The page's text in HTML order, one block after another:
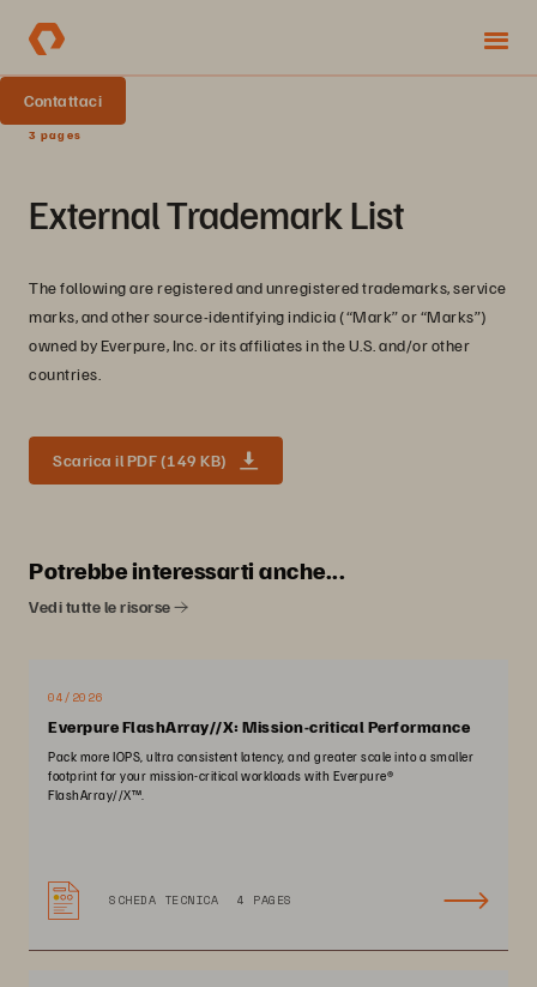
Contattaci
3 pages
External Trademark List
The following are registered and unregistered trademarks, service
marks, and other source-identifying indicia (“Mark” or “Marks”)
owned by Everpure, Inc. or its affiliates in the U.S. and/or other
countries.
Scarica il PDF (149 KB)
Potrebbe interessarti anche...
Vedi tutte le risorse
04/2026
Everpure FlashArray//X: Mission-critical Performance
Pack more IOPS, ultra consistent latency, and greater scale into a smaller
footprint for your mission-critical workloads with Everpure®️
FlashArray//X™️.
SCHEDA TECNICA 4 PAGES